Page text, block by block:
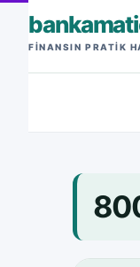
FINANSIN PRATIK